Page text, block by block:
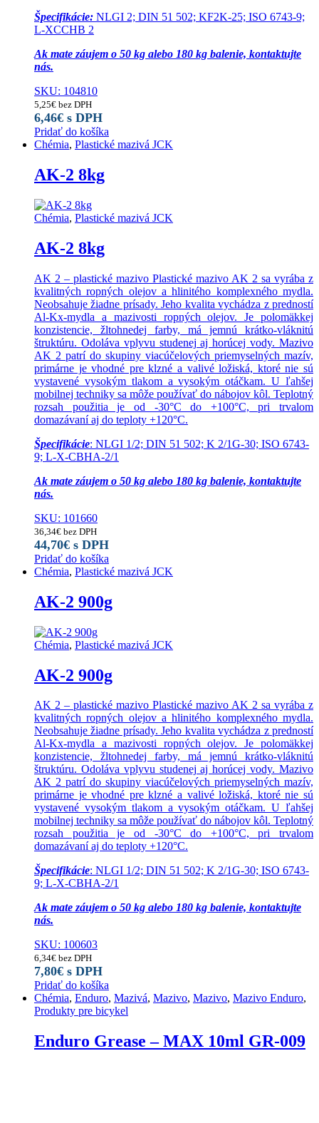
Špecifikácie: NLGI 2; DIN 51 502; KF2K-25; ISO 6743-9;
L-XCCHB 2
Ak mate záujem o 50 kg alebo 180 kg balenie, kontaktujte
nás.
SKU: 104810
5,25€ bez DPH
6,46€ s DPH
Pridať do košíka
Chémia, Plastické mazivá JCK
AK-2 8kg
Chémia, Plastické mazivá JCK
AK-2 8kg
AK 2 – plastické mazivo Plastické mazivo AK 2 sa vyrába z
kvalitných ropných olejov a hlinitého komplexného mydla.
Neobsahuje žiadne prísady. Jeho kvalita vychádza z predností
Al-Kx-mydla a mazivosti ropných olejov. Je polomäkkej
konzistencie, žltohnedej farby, má jemnú krátko-vláknitú
štruktúru. Odoláva vplyvu studenej aj horúcej vody. Mazivo
AK 2 patrí do skupiny viacúčelových priemyselných mazív,
primárne je vhodné pre klzné a valivé ložiská, ktoré nie sú
vystavené vysokým tlakom a vysokým otáčkam. U ľahšej
mobilnej techniky sa môže používať do nábojov kôl. Teplotný
rozsah použitia je od -30°C do +100°C, pri trvalom
domazávaní aj do teploty +120°C.
Špecifikácie: NLGI 1/2; DIN 51 502; K 2/1G-30; ISO 6743-
9; L-X-CBHA-2/1
Ak mate záujem o 50 kg alebo 180 kg balenie, kontaktujte
nás.
SKU: 101660
36,34€ bez DPH
44,70€ s DPH
Pridať do košíka
Chémia, Plastické mazivá JCK
AK-2 900g
Chémia, Plastické mazivá JCK
AK-2 900g
AK 2 – plastické mazivo Plastické mazivo AK 2 sa vyrába z
kvalitných ropných olejov a hlinitého komplexného mydla.
Neobsahuje žiadne prísady. Jeho kvalita vychádza z predností
Al-Kx-mydla a mazivosti ropných olejov. Je polomäkkej
konzistencie, žltohnedej farby, má jemnú krátko-vláknitú
štruktúru. Odoláva vplyvu studenej aj horúcej vody. Mazivo
AK 2 patrí do skupiny viacúčelových priemyselných mazív,
primárne je vhodné pre klzné a valivé ložiská, ktoré nie sú
vystavené vysokým tlakom a vysokým otáčkam. U ľahšej
mobilnej techniky sa môže používať do nábojov kôl. Teplotný
rozsah použitia je od -30°C do +100°C, pri trvalom
domazávaní aj do teploty +120°C.
Špecifikácie: NLGI 1/2; DIN 51 502; K 2/1G-30; ISO 6743-
9; L-X-CBHA-2/1
Ak mate záujem o 50 kg alebo 180 kg balenie, kontaktujte
nás.
SKU: 100603
6,34€ bez DPH
7,80€ s DPH
Pridať do košíka
Chémia, Enduro, Mazivá, Mazivo, Mazivo, Mazivo Enduro,
Produkty pre bicykel
Enduro Grease – MAX 10ml GR-009